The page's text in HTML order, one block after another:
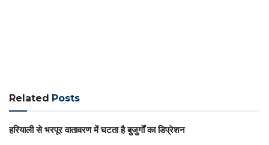
Related Posts
हरियाली से भरपूर वातावरण में घटता है बुजुर्गों का डिप्रेशन